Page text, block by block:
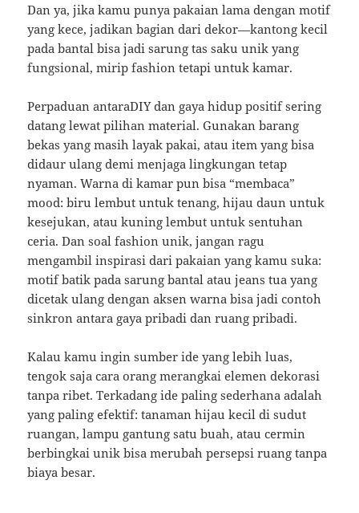
Dan ya, jika kamu punya pakaian lama dengan motif
yang kece, jadikan bagian dari dekor—kantong kecil
pada bantal bisa jadi sarung tas saku unik yang
fungsional, mirip fashion tetapi untuk kamar.
Perpaduan antaraDIY dan gaya hidup positif sering
datang lewat pilihan material. Gunakan barang
bekas yang masih layak pakai, atau item yang bisa
didaur ulang demi menjaga lingkungan tetap
nyaman. Warna di kamar pun bisa “membaca”
mood: biru lembut untuk tenang, hijau daun untuk
kesejukan, atau kuning lembut untuk sentuhan
ceria. Dan soal fashion unik, jangan ragu
mengambil inspirasi dari pakaian yang kamu suka:
motif batik pada sarung bantal atau jeans tua yang
dicetak ulang dengan aksen warna bisa jadi contoh
sinkron antara gaya pribadi dan ruang pribadi.
Kalau kamu ingin sumber ide yang lebih luas,
tengok saja cara orang merangkai elemen dekorasi
tanpa ribet. Terkadang ide paling sederhana adalah
yang paling efektif: tanaman hijau kecil di sudut
ruangan, lampu gantung satu buah, atau cermin
berbingkai unik bisa merubah persepsi ruang tanpa
biaya besar.